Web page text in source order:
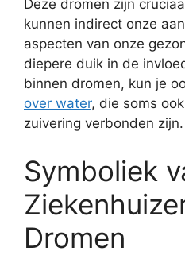
Deze dromen zijn
kunnen indirect onze
aspecten van onze
diepere duik in de
binnen dromen, kun je
over water, die soms
zuivering verbonden zijn.
Symboliek
Dromen